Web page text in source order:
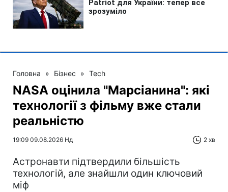
Головна » Бізнес » Tech
NASA оцінила "Марсіанина": які
технології з фільму вже стали
реальністю
19:09 09.08.2026 Нд 2 хв
Астронавти підтвердили більшість
технологій, але знайшли один ключовий
міф